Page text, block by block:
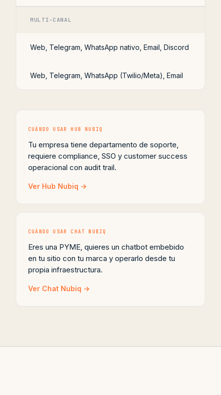
MULTI-CANAL
Web, Telegram, WhatsApp nativo, Email, Discord
Web, Telegram, WhatsApp (Twilio/Meta), Email
CUÁNDO USAR HUB NUBIQ
Tu empresa tiene departamento de soporte,
requiere compliance, SSO y customer success
operacional con audit trail.
Ver Hub Nubiq →
CUÁNDO USAR CHAT NUBIQ
Eres una PYME, quieres un chatbot embebido
en tu sitio con tu marca y operarlo desde tu
propia infraestructura.
Ver Chat Nubiq →